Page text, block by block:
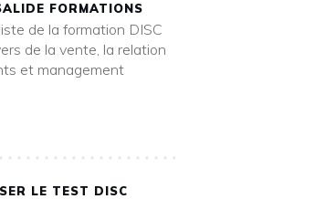
FORMATIONS
de la formation DISC
de la vente, la relation
et management
LE TEST DISC